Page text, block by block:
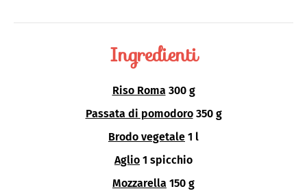
Ingredienti
Riso Roma 300 g
Passata di pomodoro 350 g
Brodo vegetale 1 l
Aglio 1 spicchio
Mozzarella 150 g